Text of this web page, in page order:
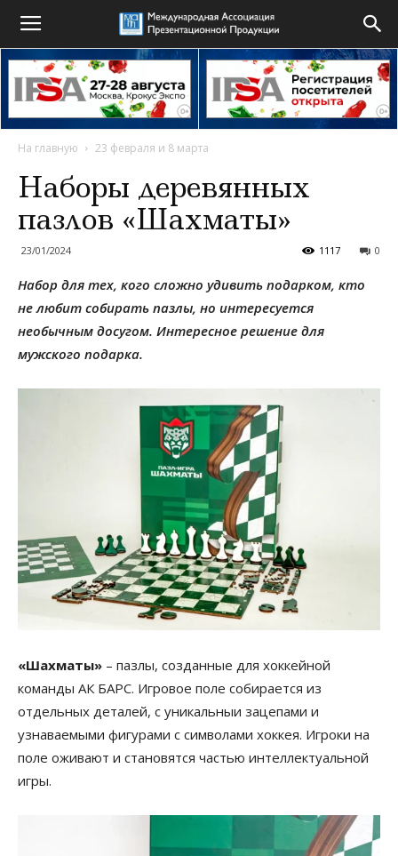
На главную 23 февраля и 8 марта
Наборы деревянных
пазлов «Шахматы»
23/01/2024 0
1117
Набор для тех, кого сложно удивить подарком, кто
не любит собирать пазлы, но интересуется
необычным досугом. Интересное решение для
мужского подарка.
«Шахматы» – пазлы, созданные для хоккейной
команды АК БАРС. Игровое поле собирается из
отдельных деталей, с уникальныи зацепами и
узнаваемыми фигурами с символами хоккея. Игроки на
поле оживают и становятся частью интеллектуальной
игры.